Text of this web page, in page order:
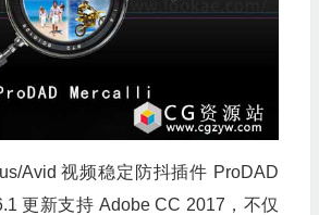
Avid 视频稳定防抖插件 ProDAD
更新支持 Adobe CC 2017，不仅